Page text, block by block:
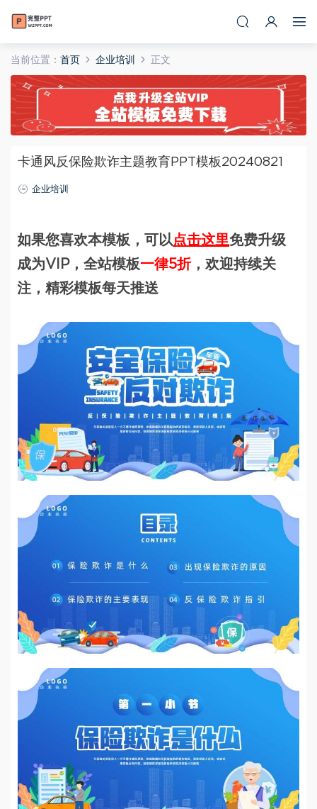
当前位置： 首页 企业培训 正文
卡通风反保险欺诈主题教育PPT模板20240821
企业培训
如果您喜欢本模板，可以点击这里免费升级
成为VIP，全站模板一律5折，欢迎持续关
注，精彩模板每天推送